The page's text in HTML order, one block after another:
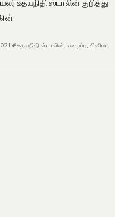
உதயநிதி ஸ்டாலின் குறித்து
உதயநிதி ஸ்டாலின் ,உழைப்பு ,சினிமா